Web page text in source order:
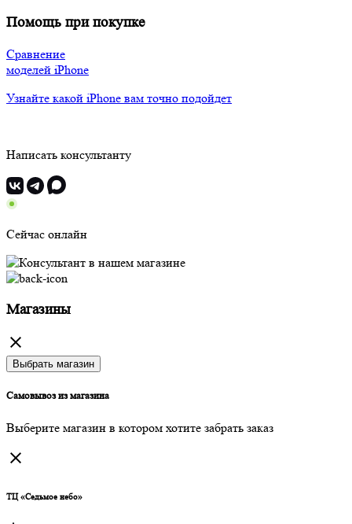
Помощь при покупке
Сравнение
моделей iPhone
Узнайте какой iPhone вам точно подойдет
Написать консультанту
Сейчас онлайн
Магазины
Выбрать магазин
Самовывоз из магазина
Выберите магазин в котором хотите забрать заказ
ТЦ «Седьмое небо»